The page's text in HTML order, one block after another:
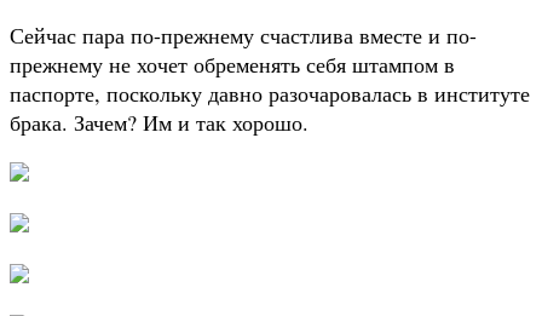
Сейчас пара по-прежнему счастлива вместе и по-
прежнему не хочет обременять себя штампом в
паспорте, поскольку давно разочаровалась в институте
брака. Зачем? Им и так хорошо.